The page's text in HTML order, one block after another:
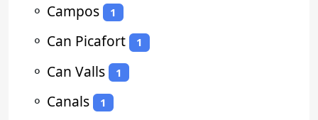
⚬ Campos 1
⚬ Can Picafort 1
⚬ Can Valls 1
⚬ Canals 1